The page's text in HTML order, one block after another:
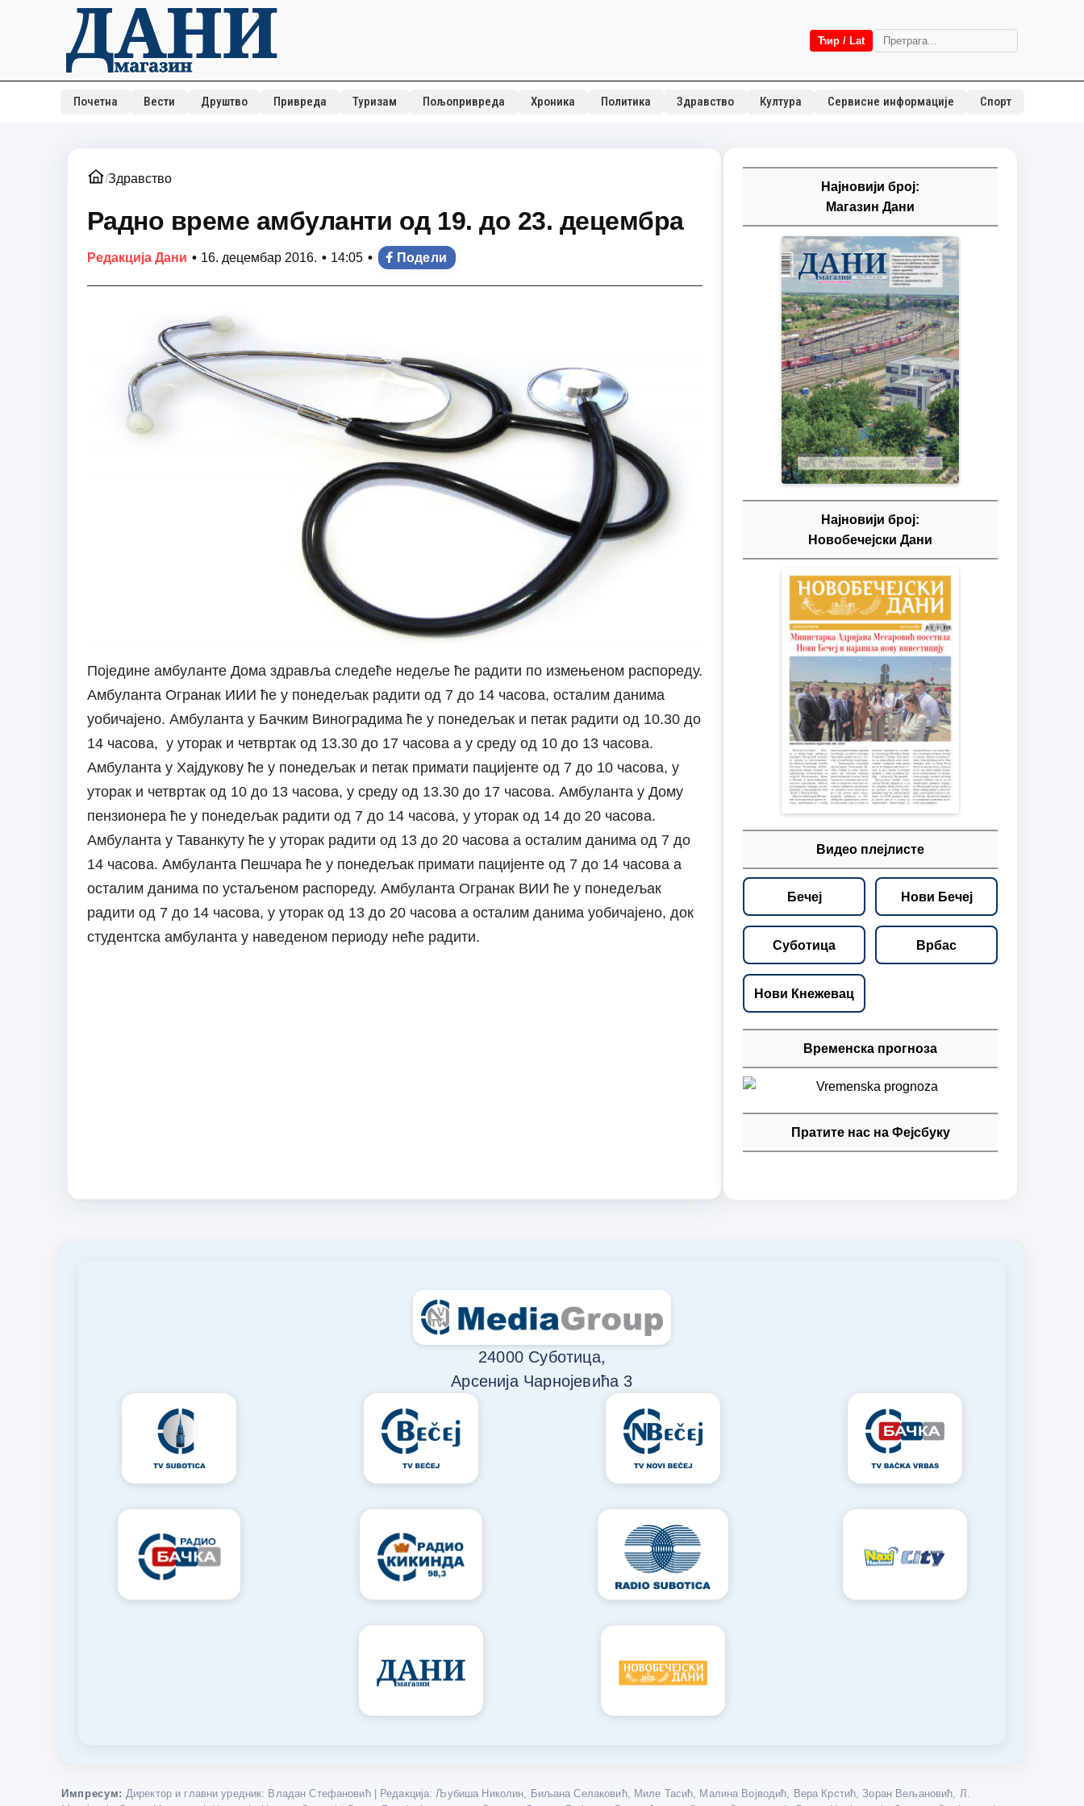
Ћир / Lat
Почетна Вести Друштво Привреда Туризам Пољопривреда Хроника Политика Здравство Култура Сервисне информације Спорт
/Здравство
Радно време амбуланти од 19. до 23. децембра
Редакција Дани • 16. децембар 2016. • 14:05 • Подели
Поједине амбуланте Дома здравља следеће недеље ће радити по измењеном распореду.
Амбуланта Огранак ИИИ ће у понедељак радити од 7 до 14 часова, осталим данима
уобичајено. Амбуланта у Бачким Виноградима ће у понедељак и петак радити од 10.30 до
14 часова, у уторак и четвртак од 13.30 до 17 часова а у среду од 10 до 13 часова.
Амбуланта у Хајдукову ће у понедељак и петак примати пацијенте од 7 до 10 часова, у
уторак и четвртак од 10 до 13 часова, у среду од 13.30 до 17 часова. Амбуланта у Дому
пензионера ће у понедељак радити од 7 до 14 часова, у уторак од 14 до 20 часова.
Амбуланта у Таванкуту ће у уторак радити од 13 до 20 часова а осталим данима од 7 до
14 часова. Амбуланта Пешчара ће у понедељак примати пацијенте од 7 до 14 часова а
осталим данима по устаљеном распореду. Амбуланта Огранак ВИИ ће у понедељак
радити од 7 до 14 часова, у уторак од 13 до 20 часова а осталим данима уобичајено, док
студентска амбуланта у наведеном периоду неће радити.
Најновији број:
Магазин Дани
Најновији број:
Новобечејски Дани
Видео плејлисте
Бечеј Нови Бечеј
Суботица Врбас
Нови Кнежевац
Временска прогноза
Пратите нас на Фејсбуку
24000 Суботица,
Арсенија Чарнојевића 3
Импресум: Директор и главни уредник: Владан Стефановић | Редакција: Љубиша Николин, Биљана Селаковић, Миле Тасић, Малина Војводић, Вера Крстић, Зоран Вељановић, Л.